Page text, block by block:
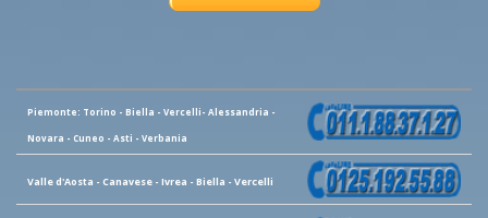
Piemonte: Torino - Biella - Vercelli- Alessandria -
Novara - Cuneo - Asti - Verbania
Valle d'Aosta - Canavese - Ivrea - Biella - Vercelli